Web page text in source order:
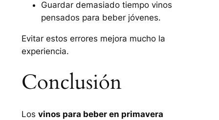
Guardar demasiado tiempo vinos
pensados para beber jóvenes.
Evitar estos errores mejora mucho la
experiencia.
Conclusión
Los vinos para beber en primavera